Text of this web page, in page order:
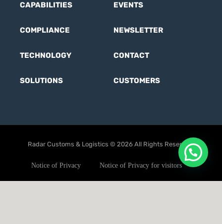
CAPABILITIES
COMPLIANCE
TECHNOLOGY
SOLUTIONS
EVENTS
NEWSLETTER
CONTACT
CUSTOMERS
Radar Customs & Logistics © 2026 All Rights Reserved.
Notice of Privacy Notice of Privacy for visitors